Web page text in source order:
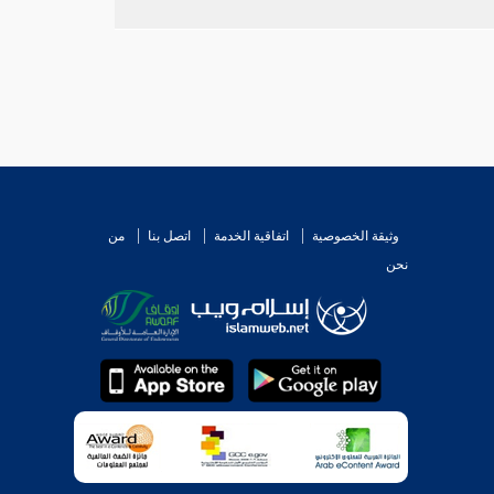
" فصب علي من وضوئه " فإنا إن جعلنا " الوضوء " اسما
وثيقة الخصوصية اتفاقية الخدمة اتصل بنا
من
نحن